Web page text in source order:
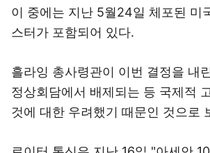
이 중에는 지난 5월24일 체포된 미
스터가 포함되어 있다.
흘라잉 총사령관이 이번 결정을 내
정상회담에서 배제되는 등 국제적
것에 대한 우려했기 때문인 것으로